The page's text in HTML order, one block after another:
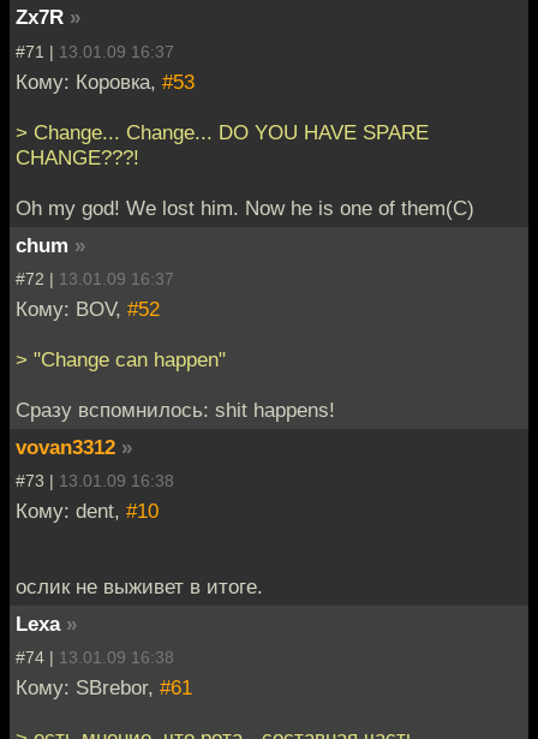
Zx7R »
#71 | 13.01.09 16:37
Кому: Коровка, #53
> Change... Change... DO YOU HAVE SPARE
CHANGE???!
Oh my god! We lost him. Now he is one of them(C)
chum »
#72 | 13.01.09 16:37
Кому: BOV, #52
> "Change can happen"
Сразу вспомнилось: shit happens!
vovan3312 »
#73 | 13.01.09 16:38
Кому: dent, #10
ослик не выживет в итоге.
Lexa »
#74 | 13.01.09 16:38
Кому: SBrebor, #61